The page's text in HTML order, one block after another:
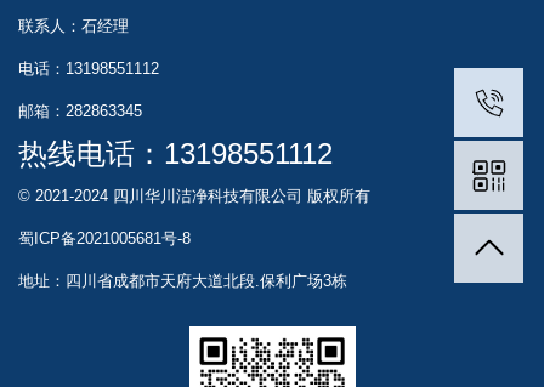
联系人：石经理
电话：13198551112
邮箱：282863345
热线电话： 13198551112
© 2021-2024 四川华川洁净科技有限公司 版权所有
蜀ICP备2021005681号-8
地址：四川省成都市天府大道北段.保利广场3栋